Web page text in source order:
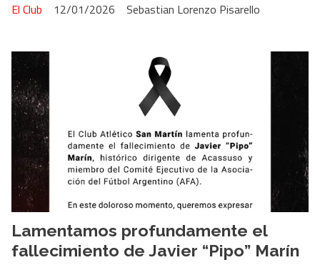
Sebastian Lorenzo Pisarello
El Club 12/01/2026
Lamentamos profundamente el
fallecimiento de Javier “Pipo” Marín